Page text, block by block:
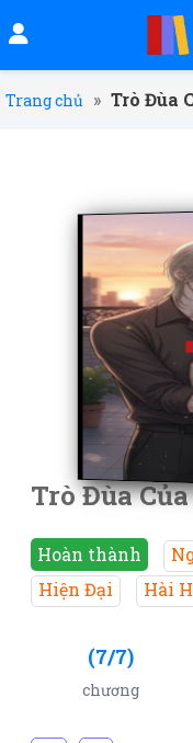
Trang chủ » Trò Đùa
Trò Đùa
Hoàn thành
Hiện Đại
Hài
(7/7)
chương